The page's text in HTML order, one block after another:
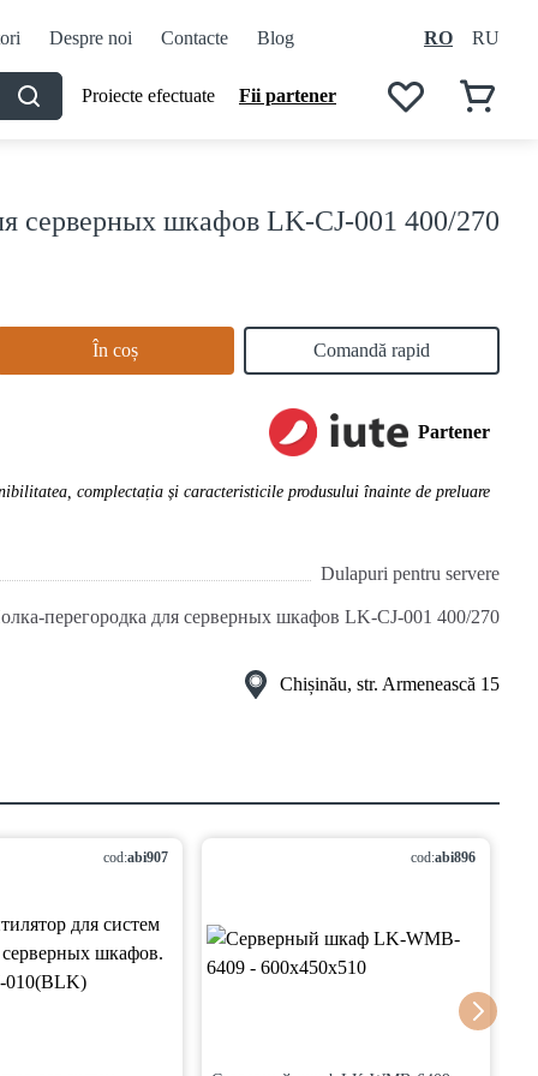
Despre noi Contacte Blog RO RU
Proiecte efectuate Fii partener
серверных шкафов LK-CJ-001 400/270
În coș Comandă rapid
Partener
complectația și caracteristicile produsului înainte de preluare
Dulapuri pentru servere
перегородка для серверных шкафов LK-CJ-001 400/270
Chișinău, str. Armenească 15
cod:abi907 cod:abi896